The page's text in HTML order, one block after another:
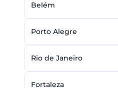
Belém
Porto Alegre
Rio de Janeiro
Fortaleza